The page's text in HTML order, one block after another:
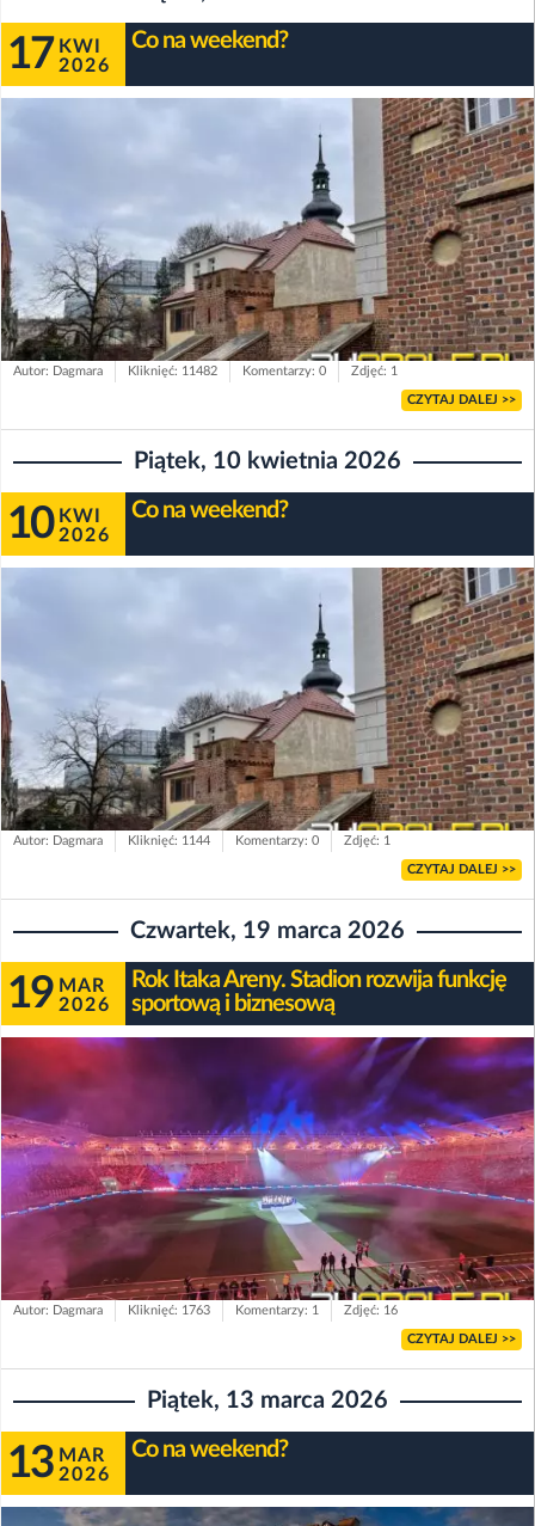
17 KWI
2026
Co na weekend?
Autor: Dagmara Kliknięć: 11482 Komentarzy: 0 Zdjęć: 1
CZYTAJ DALEJ >>
Piątek, 10 kwietnia 2026
10 KWI
2026
Co na weekend?
Autor: Dagmara Kliknięć: 1144 Komentarzy: 0 Zdjęć: 1
CZYTAJ DALEJ >>
Czwartek, 19 marca 2026
19 MAR
2026
Rok Itaka Areny. Stadion rozwija funkcję
sportową i biznesową
Autor: Dagmara Kliknięć: 1763 Komentarzy: 1 Zdjęć: 16
CZYTAJ DALEJ >>
Piątek, 13 marca 2026
13 MAR
2026
Co na weekend?